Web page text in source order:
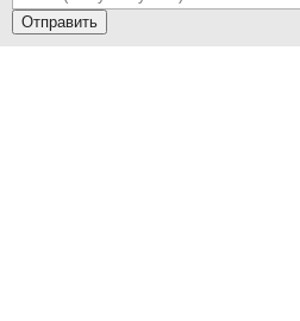
Отправить